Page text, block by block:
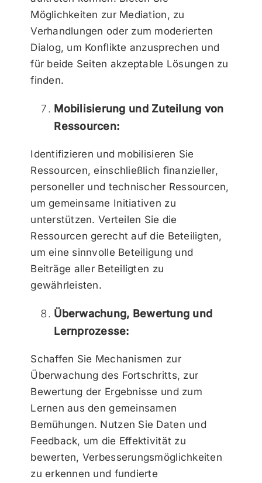
Möglichkeiten zur Mediation, zu
Verhandlungen oder zum moderierten
Dialog, um Konflikte anzusprechen und
für beide Seiten akzeptable Lösungen zu
finden.
Mobilisierung und Zuteilung von
Ressourcen:
Identifizieren und mobilisieren Sie
Ressourcen, einschließlich finanzieller,
personeller und technischer Ressourcen,
um gemeinsame Initiativen zu
unterstützen. Verteilen Sie die
Ressourcen gerecht auf die Beteiligten,
um eine sinnvolle Beteiligung und
Beiträge aller Beteiligten zu
gewährleisten.
Überwachung, Bewertung und
Lernprozesse:
Schaffen Sie Mechanismen zur
Überwachung des Fortschritts, zur
Bewertung der Ergebnisse und zum
Lernen aus den gemeinsamen
Bemühungen. Nutzen Sie Daten und
Feedback, um die Effektivität zu
bewerten, Verbesserungsmöglichkeiten
zu erkennen und fundierte